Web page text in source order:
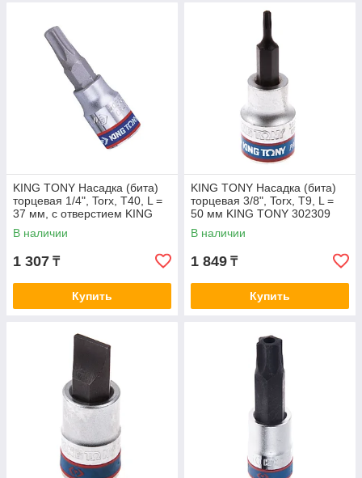
KING TONY Насадка (бита)
торцевая 1/4", Torx, T40, L =
37 мм, с отверстием KING
TONY 203740
В наличии
1 307 ₸
Купить
KING TONY Насадка (бита)
торцевая 3/8", Torx, T9, L =
50 мм KING TONY 302309
В наличии
1 849 ₸
Купить